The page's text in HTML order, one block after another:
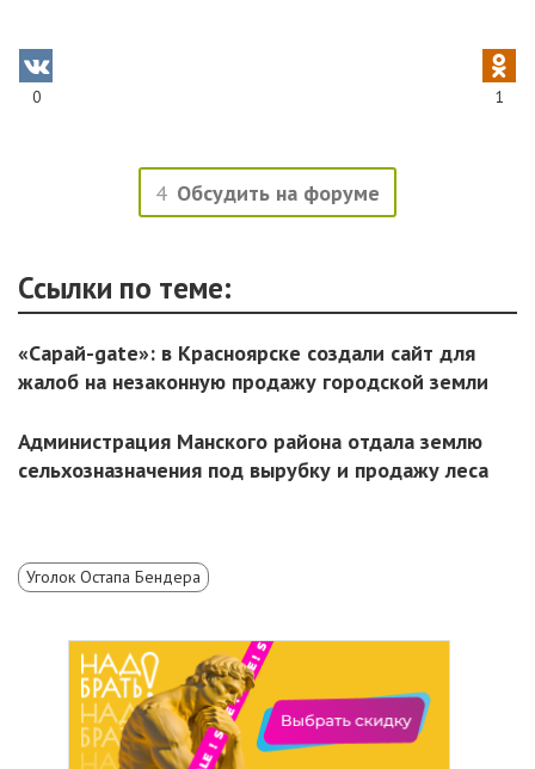
0 1
4 Обсудить на форуме
Ссылки по теме:
«Сарай-gate»: в Красноярске создали сайт для
жалоб на незаконную продажу городской земли
Администрация Манского района отдала землю
сельхозназначения под вырубку и продажу леса
Уголок Остапа Бендера